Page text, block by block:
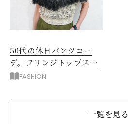
50代の休日パンツコー
デ。フリンジトップスを
主役に洗練アースカラー
FASHION
一覧を見る